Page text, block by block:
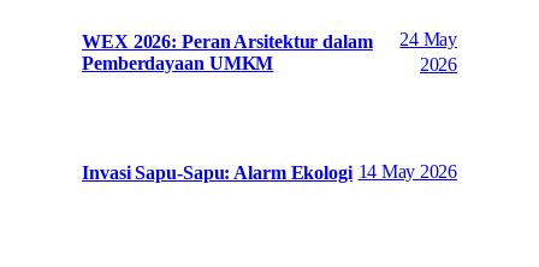
WEX 2026: Peran Arsitektur dalam
Pemberdayaan UMKM
24 May
2026
Invasi Sapu-Sapu: Alarm Ekologi 14 May 2026